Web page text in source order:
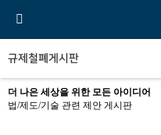
규제철폐게시판
더 나은 세상을 위한 모든 아이디어
법/제도/기술 관련 제안 게시판